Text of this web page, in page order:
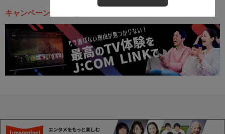
キャンペーン・お得な情報